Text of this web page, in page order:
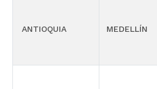
ANTIOQUIA MEDELLÍN